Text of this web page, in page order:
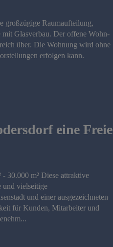
großzügige Raumaufteilung,
mit Glasverbau. Der offene Wohn-
über. Die Wohnung wird ohne
erfolgen kann.
eine Freie
30.000 m² Diese attraktive
und vielseitige
und einer ausgezeichneten
für Kunden, Mitarbeiter und